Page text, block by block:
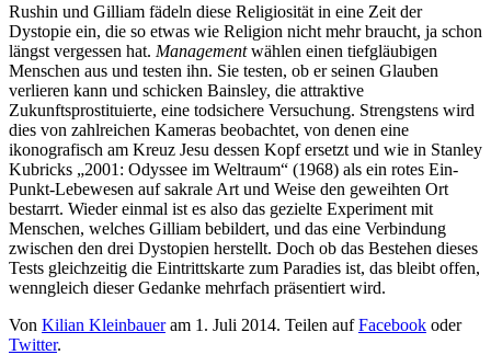
Rushin und Gilliam fädeln diese Religiosität in eine Zeit der
Dystopie ein, die so etwas wie Religion nicht mehr braucht, ja schon
längst vergessen hat. Managementwählen einen tiefgläubigen
Menschen aus und testen ihn. Sie testen, ob er seinen Glauben
verlieren kann und schicken Bainsley, die attraktive
Zukunftsprostituierte, eine todsichere Versuchung. Strengstens wird
dies von zahlreichen Kameras beobachtet, von denen eine
ikonografisch am Kreuz Jesu dessen Kopf ersetzt und wie in Stanley
Kubricks „2001: Odyssee im Weltraum“ (1968) als ein rotes Ein-
Punkt-Lebewesen auf sakrale Art und Weise den geweihten Ort
bestarrt. Wieder einmal ist es also das gezielte Experiment mit
Menschen, welches Gilliam bebildert, und das eine Verbindung
zwischen den drei Dystopien herstellt. Doch ob das Bestehen dieses
Tests gleichzeitig die Eintrittskarte zum Paradies ist, das bleibt offen,
wenngleich dieser Gedanke mehrfach präsentiert wird.
Von Kilian Kleinbaueram 1. Juli 2014. Teilen aufFacebook oder
Twitter.